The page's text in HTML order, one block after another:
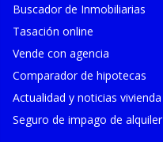
Buscador de Inmobiliarias
Tasación online
Vende con agencia
Comparador de hipotecas
Actualidad y noticias vivienda
Seguro de impago de alquiler